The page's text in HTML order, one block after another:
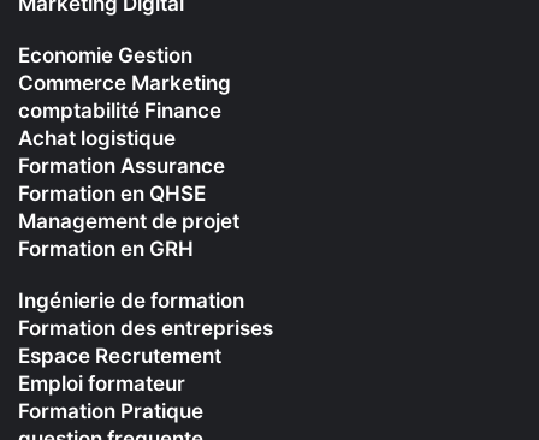
Economie Gestion
Commerce Marketing
comptabilité Finance
Achat logistique
Formation Assurance
Formation en QHSE
Management de projet
Formation en GRH
Ingénierie de formation
Formation des entreprises
Espace Recrutement
Emploi formateur
Formation Pratique